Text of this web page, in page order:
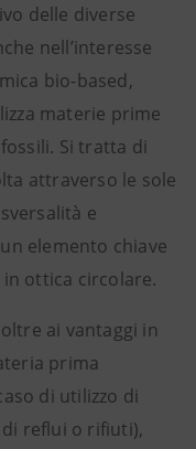
delle diverse
nell’interesse
bio-based,
materie prime
Si tratta di
attraverso le sole
e
elemento chiave
ottica circolare.
ai vantaggi in
prima
di utilizzo di
reflui o rifiuti),